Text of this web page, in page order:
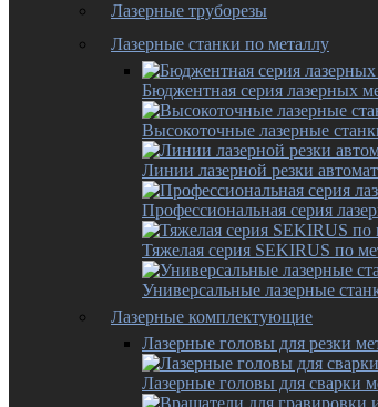
Лазерные труборезы
Лазерные станки по металлу
Бюджентная серия лазерных
Высокоточные лазерные
Линии лазерной резки
Профессиональная серия
Тяжелая серия SEKIRUS по
Универсальные лазерные
Лазерные комплектующие
Лазерные головы для резки
Лазерные головы для сварки